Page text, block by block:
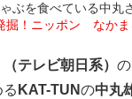
ぶを食べている中
掘！ニッポン　なか
テレビ朝日系）
KAT-TUNの中丸